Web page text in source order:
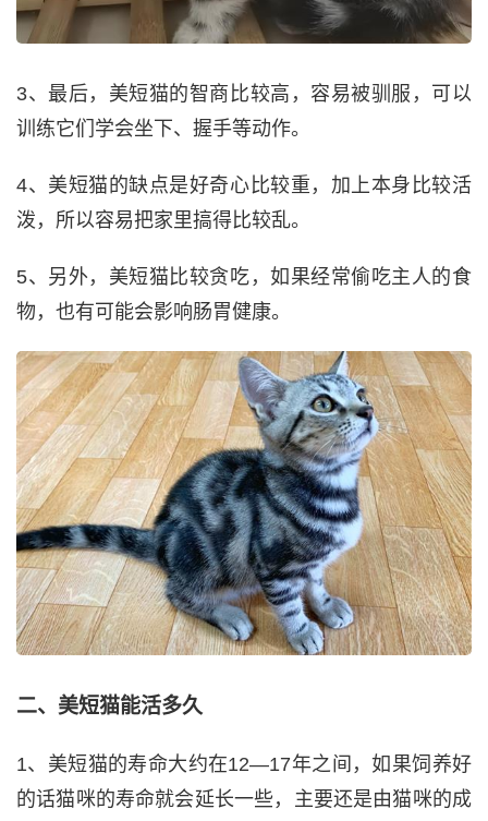
3、最后，美短猫的智商比较高，容易被驯服，可以
训练它们学会坐下、握手等动作。
4、美短猫的缺点是好奇心比较重，加上本身比较活
泼，所以容易把家里搞得比较乱。
5、另外，美短猫比较贪吃，如果经常偷吃主人的食
物，也有可能会影响肠胃健康。
二、美短猫能活多久
1、美短猫的寿命大约在12—17年之间，如果饲养好
的话猫咪的寿命就会延长一些，主要还是由猫咪的成